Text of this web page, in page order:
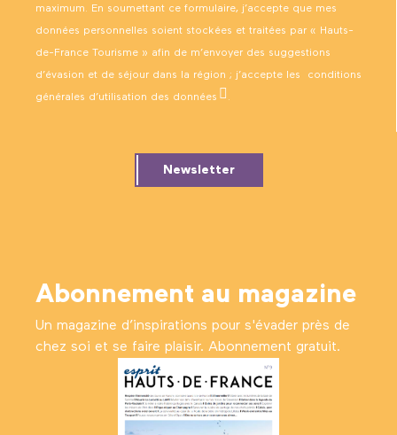
maximum. En soumettant ce formulaire, j’accepte que mes
données personnelles soient stockées et traitées par « Hauts-
de-France Tourisme » afin de m’envoyer des suggestions
d’évasion et de séjour dans la région ; j’accepte les conditions
générales d’utilisation des données .
Newsletter
Abonnement au magazine
Un magazine d’inspirations pour s'évader près de
chez soi et se faire plaisir. Abonnement gratuit.